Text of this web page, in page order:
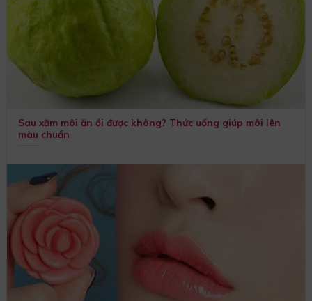
Sau xăm môi ăn ổi được không? Thức uống giúp môi lên
màu chuẩn